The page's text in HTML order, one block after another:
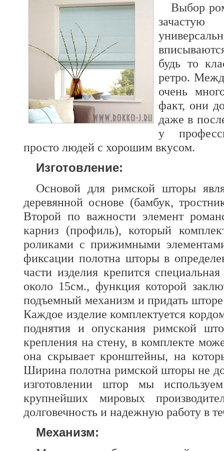
Выбор
будь то
ретро.
очень
факт, они
даже в
у
просто людей с хорошим вкусом.
Изготовление:
Основой для римской шторы
деревянной основе (бамбук,
Второй по важности элемент
карниз (профиль), который
роликами с прижимными
фиксации полотна шторы в
части изделия крепится
около 15см., функция которой
подъемный механизм и придать
Каждое изделие комплектуется
поднятия и опускания римской
крепления на стену, в комплекте
она скрывает кронштейны, на
Ширина полотна римской шторы не
изготовлении штор мы
крупнейших мировых
долговечность и надежную работу в
Механизм: